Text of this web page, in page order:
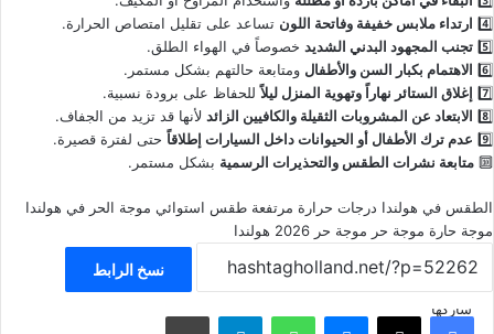
4️⃣ ارتداء ملابس خفيفة وفاتحة اللون تساعد على تقليل امتصاص الحرارة.
5️⃣ تجنب المجهود البدني الشديد خصوصاً في الهواء الطلق.
6️⃣ الاهتمام بكبار السن والأطفال ومتابعة حالتهم بشكل مستمر.
7️⃣ إغلاق الستائر نهاراً وتهوية المنزل ليلاًللحفاظ على برودة نسبية.
8️⃣ الابتعاد عن المشروبات الثقيلة والكافيين الزائد لأنها قد تزيد من الجفاف.
9️⃣ عدم ترك الأطفال أو الحيوانات داخل السيارات إطلاقاً حتى لفترة قصيرة.
🔟 متابعة نشرات الطقس والتحذيرات الرسمية بشكل مستمر.
الطقس في هولندا درجات حرارة مرتفعة طقس استوائي موجة الحر في هولندا
موجة حارة موجة حر موجة حر 2026 هولندا
نسخ الرابط
شاركهافيسبوك ‫X ماسنجر واتساب تيلقرام مشاركة عبر البريد